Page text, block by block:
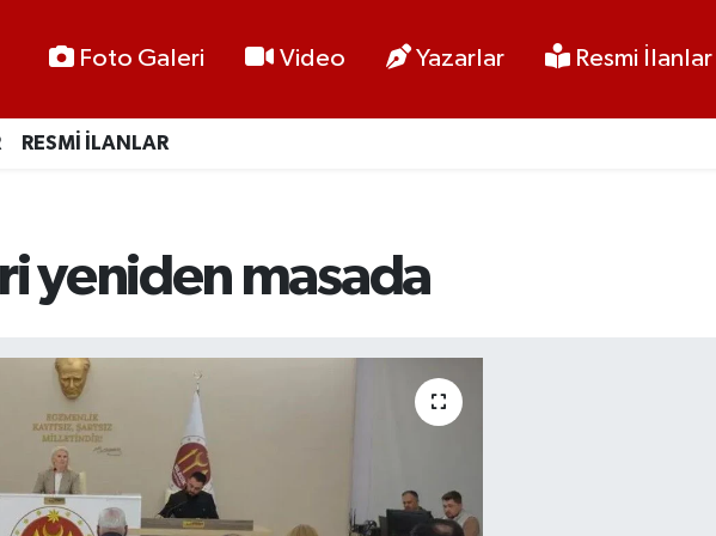
Foto Galeri Video Yazarlar Resmi İlanlar
RESMİ İLANLAR
yeniden masada